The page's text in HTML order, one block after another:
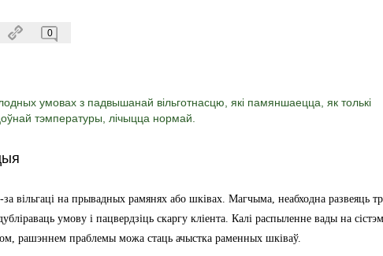
0
умовах з падвышанай вільготнасцю, які памяншаецца, як толькі
тэмпературы, лічыцца нормай.
вільгаці на прывадных рамянях або шківах. Магчыма, неабходна развеяць
умову і пацвердзіць скаргу кліента. Калі распыленне вады на
рашэннем праблемы можа стаць ачыстка раменных шківаў.